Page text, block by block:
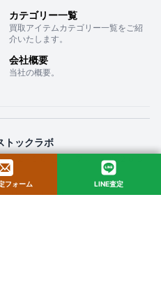
カテゴリー一覧
買取アイテムカテゴリー一覧をご紹
介いたします。
会社概要
当社の概要。
トックラボ
１２−１６ セントフォービル ２０３
Rights Reserved.
フォーム LINE査定